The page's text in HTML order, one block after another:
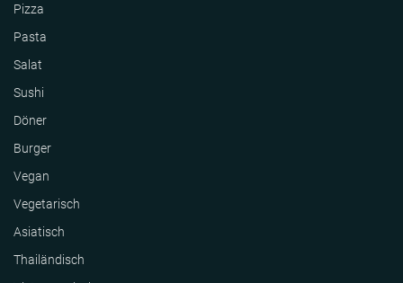
Pizza
Pasta
Salat
Sushi
Döner
Burger
Vegan
Vegetarisch
Asiatisch
Thailändisch